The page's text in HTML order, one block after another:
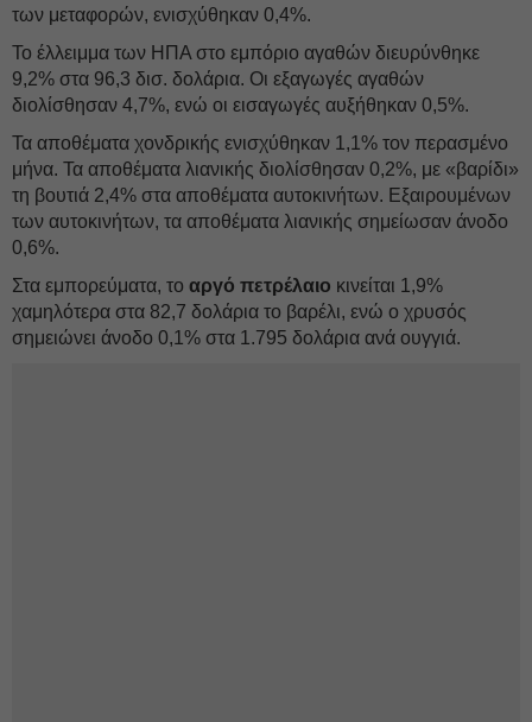
των μεταφορών, ενισχύθηκαν 0,4%.
Το έλλειμμα των ΗΠΑ στο εμπόριο αγαθών διευρύνθηκε
9,2% στα 96,3 δισ. δολάρια. Οι εξαγωγές αγαθών
διολίσθησαν 4,7%, ενώ οι εισαγωγές αυξήθηκαν 0,5%.
Τα αποθέματα χονδρικής ενισχύθηκαν 1,1% τον περασμένο
μήνα. Τα αποθέματα λιανικής διολίσθησαν 0,2%, με «βαρίδι»
τη βουτιά 2,4% στα αποθέματα αυτοκινήτων. Εξαιρουμένων
των αυτοκινήτων, τα αποθέματα λιανικής σημείωσαν άνοδο
0,6%.
Στα εμπορεύματα, το αργό πετρέλαιο κινείται 1,9%
χαμηλότερα στα 82,7 δολάρια το βαρέλι, ενώ ο χρυσός
σημειώνει άνοδο 0,1% στα 1.795 δολάρια ανά ουγγιά.